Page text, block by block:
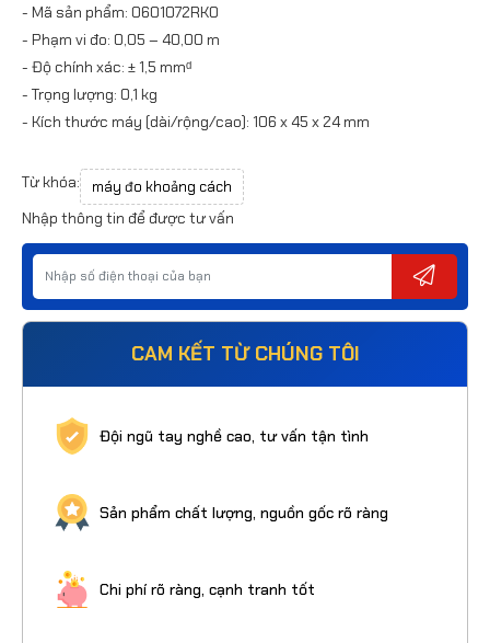
- Mã sản phẩm: 0601072RK0
- Phạm vi đo: 0,05 – 40,00 m
- Độ chính xác: ± 1,5 mmᵈ
- Trọng lượng: 0,1 kg
- Kích thước máy (dài/rộng/cao): 106 x 45 x 24 mm
Từ khóa: máy đo khoảng cách
Nhập thông tin để được tư vấn
CAM KẾT TỪ CHÚNG TÔI
Đội ngũ tay nghề cao, tư vấn tận tình
Sản phẩm chất lượng, nguồn gốc rõ ràng
Chi phí rõ ràng, cạnh tranh tốt